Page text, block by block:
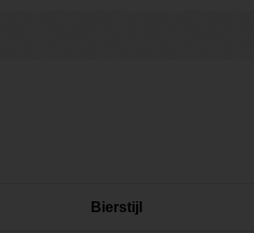
Bierstijl